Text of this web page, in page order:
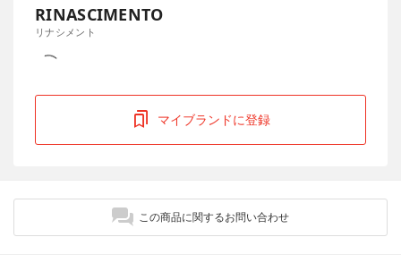
RINASCIMENTO
リナシメント
マイブランドに登録
この商品に関するお問い合わせ